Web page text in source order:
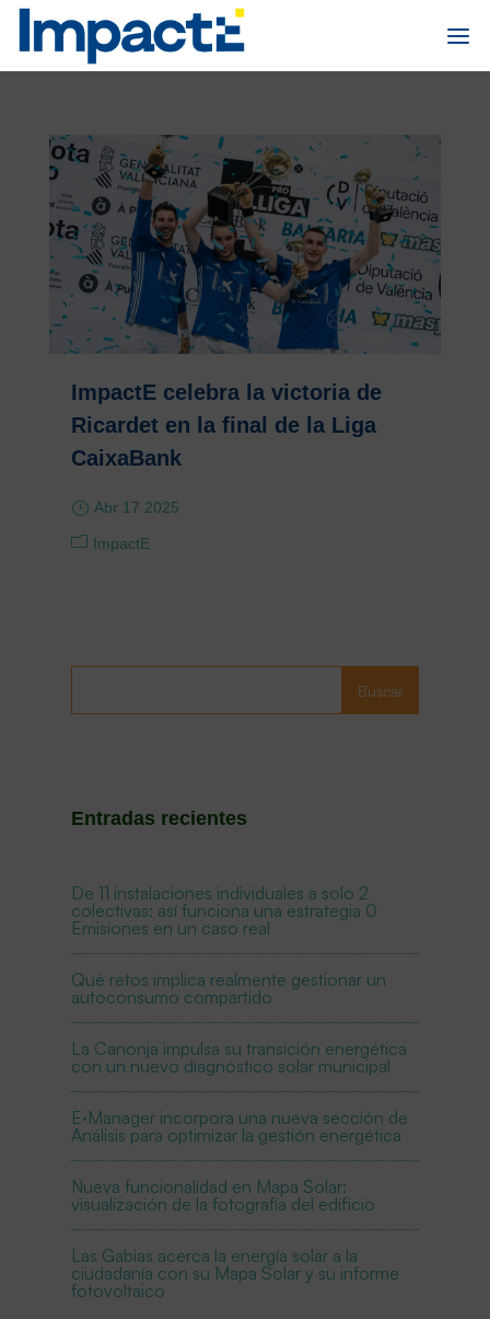
ImpactE celebra la victoria de
Ricardet en la final de la Liga
CaixaBank
Abr 17 2025
ImpactE
Buscar
Entradas recientes
De 11 instalaciones individuales a solo 2
colectivas: así funciona una estrategia 0
Emisiones en un caso real
Qué retos implica realmente gestionar un
autoconsumo compartido
La Canonja impulsa su transición energética
con un nuevo diagnóstico solar municipal
E·Manager incorpora una nueva sección de
Análisis para optimizar la gestión energética
Nueva funcionalidad en Mapa Solar:
visualización de la fotografía del edificio
Las Gabias acerca la energía solar a la
ciudadanía con su Mapa Solar y su informe
fotovoltaico